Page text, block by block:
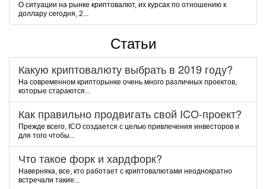
О ситуации на рынке криптовалют, их курсах по отношению к
доллару сегодня, 2...
Статьи
Какую криптовалюту выбрать в 2019 году?
На современном крипторынке очень много различных проектов,
которые стараются...
Как правильно продвигать свой ICO-проект?
Прежде всего, ICO создается с целью привлечения инвесторов и
для того чтобы...
Что такое форк и хардфорк?
Наверняка, все, кто работает с криптовалютами неоднократно
встречали такие...